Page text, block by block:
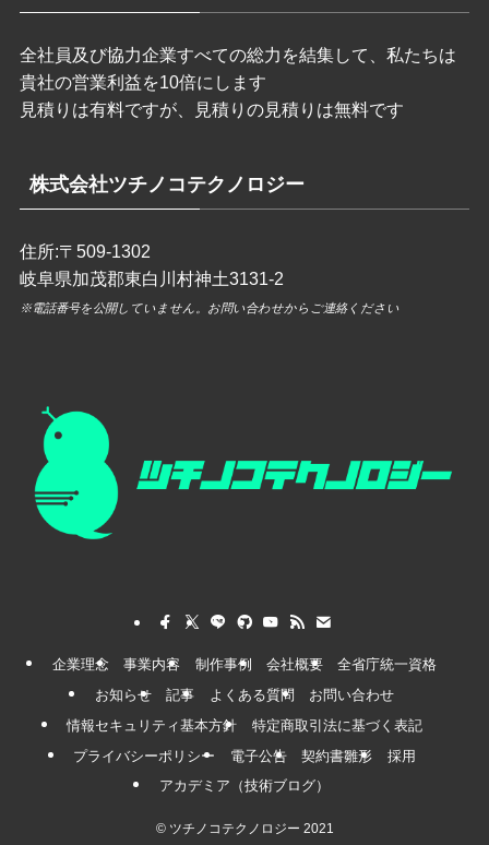
全社員及び協力企業すべての総力を結集して、私たちは
貴社の営業利益を10倍にします
見積りは有料ですが、見積りの見積りは無料です
株式会社ツチノコテクノロジー
住所:〒509-1302
岐阜県加茂郡東白川村神土3131-2
※電話番号を公開していません。 お問い合わせからご連絡ください
企業理念 事業内容 制作事例 会社概要
全省庁統一資格
お知らせ
記事 よくある質問
お問い合わせ
情報セキュリティ基本方針
特定商取引法に基づく表記
プライバシーポリシー
電子公告 契約書雛形
採用
アカデミア（技術ブログ）
©ツチノコテクノロジー 2021